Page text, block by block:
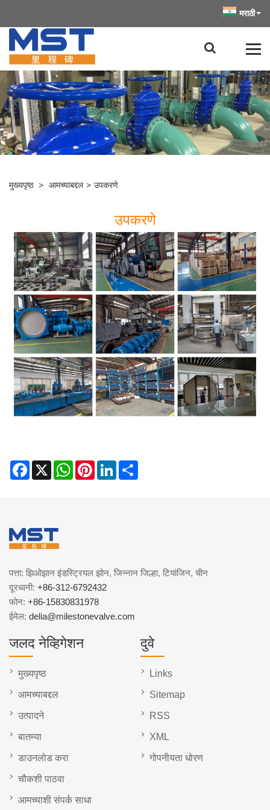
मराठी
मुख्यपृष्ठ > आमच्याबद्दल > उपकरणे
उपकरणे
Facebook
X WhatsAppPinterestLinkedIn
पत्ता: झिओझान इंडस्ट्रियल झोन, जिन्नान जिल्हा, टियांजिन, चीन
दूरध्वनी: +86-312-6792432
फोन: +86-15830831978
ईमेल: delia@milestonevalve.com
जलद नेव्हिगेशन
मुख्यपृष्ठ
आमच्याबद्दल
उत्पादने
बातम्या
डाउनलोड करा
चौकशी पाठवा
आमच्याशी संपर्क साधा
दुवे
Links
Sitemap
RSS
XML
गोपनीयता धोरण